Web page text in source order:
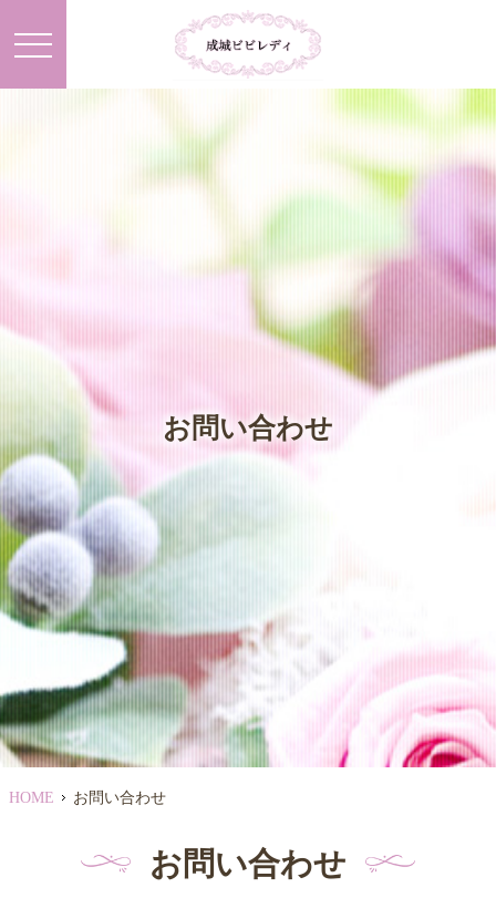
お問い合わせ
HOME お問い合わせ
お問い合わせ